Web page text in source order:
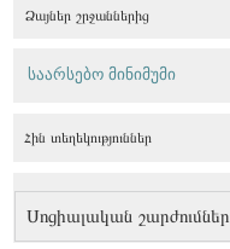
Ձայներ շրջաններից
Սոցիալական շարժումներ
საარსებო მინიმუმი
Հին տեղեկություններ